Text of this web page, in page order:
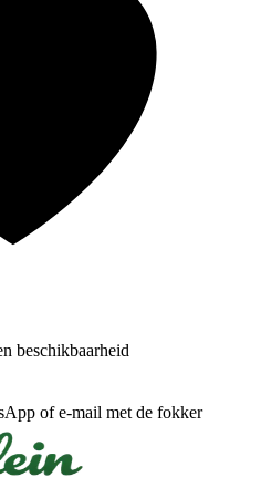
beschikbaarheid
of e-mail met de fokker